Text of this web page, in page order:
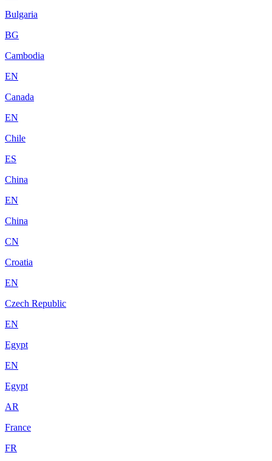
Bulgaria
BG
Cambodia
EN
Canada
EN
Chile
ES
China
EN
China
CN
Croatia
EN
Czech Republic
EN
Egypt
EN
Egypt
AR
France
FR